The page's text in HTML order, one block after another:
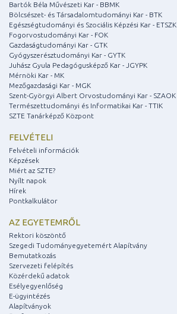
Bartók Béla Művészeti Kar - BBMK
Bölcsészet- és Társadalomtudományi Kar - BTK
Egészségtudományi és Szociális Képzési Kar - ETSZK
Fogorvostudományi Kar - FOK
Gazdaságtudományi Kar - GTK
Gyógyszerésztudományi Kar - GYTK
Juhász Gyula Pedagógusképző Kar - JGYPK
Mérnöki Kar - MK
Mezőgazdasági Kar - MGK
Szent-Györgyi Albert Orvostudományi Kar - SZAOK
Természettudományi és Informatikai Kar - TTIK
SZTE Tanárképző Központ
FELVÉTELI
Felvételi információk
Képzések
Miért az SZTE?
Nyílt napok
Hírek
Pontkalkulátor
AZ EGYETEMRŐL
Rektori köszöntő
Szegedi Tudományegyetemért Alapítvány
Bemutatkozás
Szervezeti felépítés
Közérdekű adatok
Esélyegyenlőség
E-ügyintézés
Alapítványok